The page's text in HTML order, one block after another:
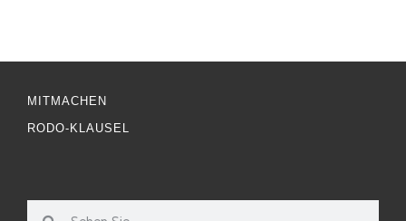
MITMACHEN
RODO-KLAUSEL